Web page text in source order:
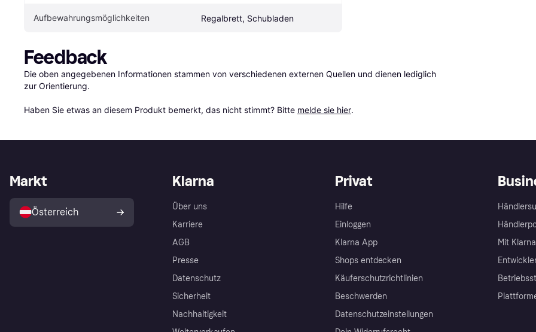
Aufbewahrungsmöglichkeiten Regalbrett, Schubladen
Feedback
Die oben angegebenen Informationen stammen von verschiedenen externen Quellen und dienen lediglich
zur Orientierung.
Haben Sie etwas an diesem Produkt bemerkt, das nicht stimmt? Bitte melde sie hier.
Klarna
Über uns
Karriere
AGB
Presse
Datenschutz
Sicherheit
Nachhaltigkeit
Privat
Hilfe
Einloggen
Klarna App
Shops entdecken
Käuferschutzrichtlinien
Beschwerden
Datenschutzeinstellungen
Mit
Markt
Österreich